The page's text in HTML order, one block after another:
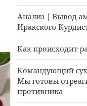
Анализ | Вывод
Иракского
Как происходит
Командующий
Мы готовы
противника